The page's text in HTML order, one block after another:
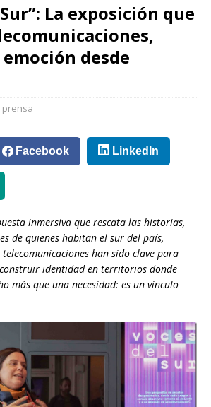
La exposición que
desde
prensa
Facebook LinkedIn
inmersiva que rescata las historias,
de quienes habitan el sur del país,
han sido clave para
identidad en territorios donde
más que una necesidad: es un vínculo